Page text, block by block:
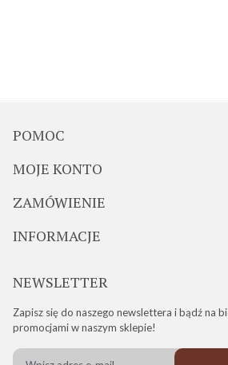
POMOC
MOJE KONTO
ZAMÓWIENIE
INFORMACJE
NEWSLETTER
Zapisz się do naszego newslettera i bądź na
promocjami w naszym sklepie!